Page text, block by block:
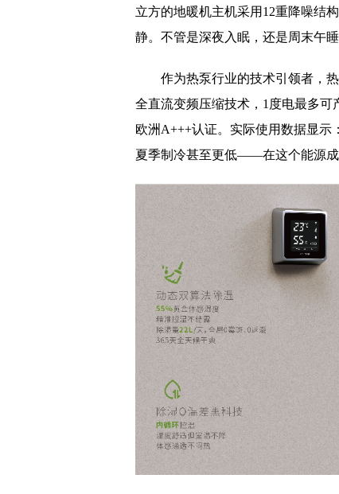
立方的地暖机主机采用12重降噪结
静。不管是深夜入眠，还是周末午
作为热泵行业的技术引领者，
全直流变频压缩技术，1度电最多可
欧洲A+++认证。实际使用数据显示
夏季制冷甚至更低——在这个能源成